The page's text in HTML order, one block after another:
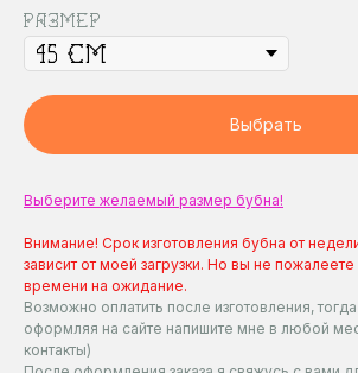
Размер
Выбрать
Выберите желаемый размер бубна!
Внимание! Срок изготовления бубна от
зависит от моей загрузки. Но вы не
времени на ожидание.
Возможно оплатить после изготовления,
оформляя на сайте напишите мне в любой
контакты)